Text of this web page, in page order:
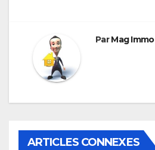
ParMag Immo
ARTICLES CONNEXES